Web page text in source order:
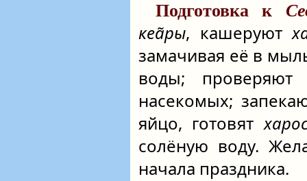
Подготовка к
кеа̃ры, кашеруют
замачивая её в
воды;
насекомых;
яйцо, готовят
солёную воду.
начала праздника.